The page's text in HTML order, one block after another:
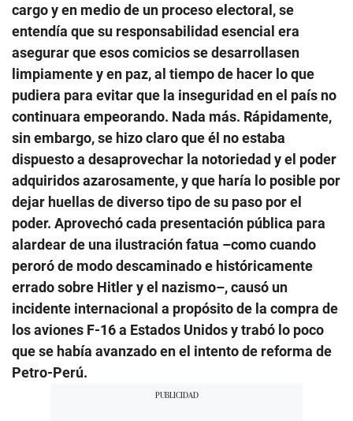
cargo y en medio de un proceso electoral, se
entendía que su responsabilidad esencial era
asegurar que esos comicios se desarrollasen
limpiamente y en paz, al tiempo de hacer lo que
pudiera para evitar que la inseguridad en el país no
continuara empeorando. Nada más. Rápidamente,
sin embargo, se hizo claro que él no estaba
dispuesto a desaprovechar la notoriedad y el poder
adquiridos azarosamente, y que haría lo posible por
dejar huellas de diverso tipo de su paso por el
poder. Aprovechó cada presentación pública para
alardear de una ilustración fatua –como cuando
peroró de modo descaminado e históricamente
errado sobre Hitler y el nazismo–, causó un
incidente internacional a propósito de la compra de
los aviones F-16 a Estados Unidos y trabó lo poco
que se había avanzado en el intento de reforma de
Petro-Perú.